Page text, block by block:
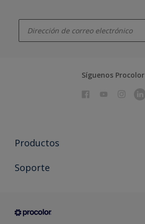
Síguenos Procolor
Productos
Todos los productos
Condiciones generales de venta
Soporte
Sobre Procolor